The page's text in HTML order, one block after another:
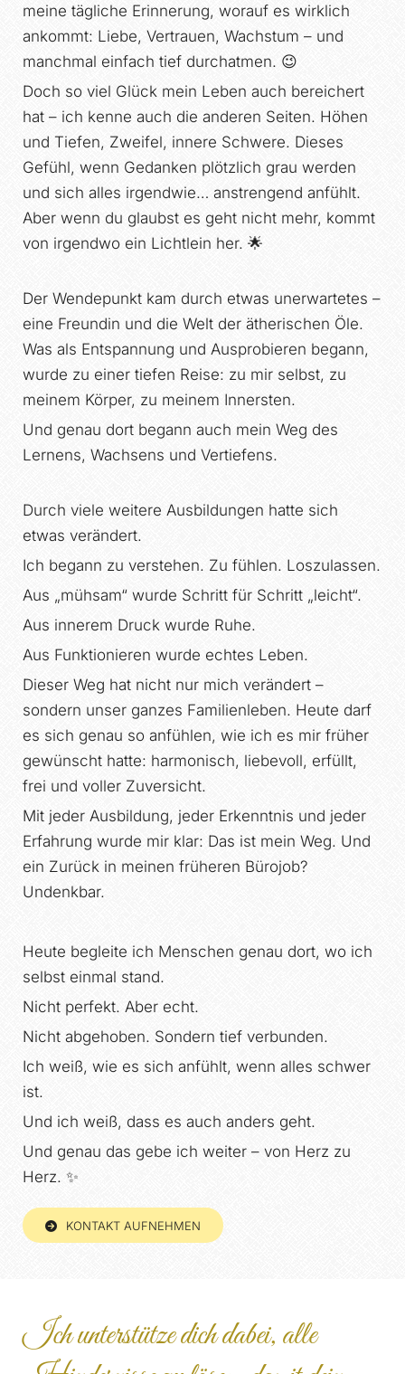
meine tägliche Erinnerung, worauf es wirklich
ankommt: Liebe, Vertrauen, Wachstum – und
manchmal einfach tief durchatmen. 😉
Doch so viel Glück mein Leben auch bereichert
hat – ich kenne auch die anderen Seiten. Höhen
und Tiefen, Zweifel, innere Schwere. Dieses
Gefühl, wenn Gedanken plötzlich grau werden
und sich alles irgendwie… anstrengend anfühlt.
Aber wenn du glaubst es geht nicht mehr, kommt
von irgendwo ein Lichtlein her. 🌟
Der Wendepunkt kam durch etwas unerwartetes –
eine Freundin und die Welt der ätherischen Öle.
Was als Entspannung und Ausprobieren begann,
wurde zu einer tiefen Reise: zu mir selbst, zu
meinem Körper, zu meinem Innersten.
Und genau dort begann auch mein Weg des
Lernens, Wachsens und Vertiefens.
Durch viele weitere Ausbildungen hatte sich
etwas verändert.
Ich begann zu verstehen. Zu fühlen. Loszulassen.
Aus „mühsam“ wurde Schritt für Schritt „leicht“.
Aus innerem Druck wurde Ruhe.
Aus Funktionieren wurde echtes Leben.
Dieser Weg hat nicht nur mich verändert –
sondern unser ganzes Familienleben. Heute darf
es sich genau so anfühlen, wie ich es mir früher
gewünscht hatte: harmonisch, liebevoll, erfüllt,
frei und voller Zuversicht.
Mit jeder Ausbildung, jeder Erkenntnis und jeder
Erfahrung wurde mir klar: Das ist mein Weg. Und
ein Zurück in meinen früheren Bürojob?
Undenkbar.
Heute begleite ich Menschen genau dort, wo ich
selbst einmal stand.
Nicht perfekt. Aber echt.
Nicht abgehoben. Sondern tief verbunden.
Ich weiß, wie es sich anfühlt, wenn alles schwer
ist.
Und ich weiß, dass es auch anders geht.
Und genau das gebe ich weiter – von Herz zu
Herz. ✨
KONTAKT AUFNEHMEN
Ich unterstütze dich dabei, alle